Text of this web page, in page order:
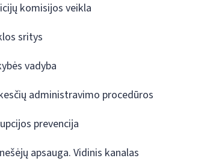
komisijos veikla
sritys
vadyba
administravimo procedūros
prevencija
apsauga. Vidinis kanalas